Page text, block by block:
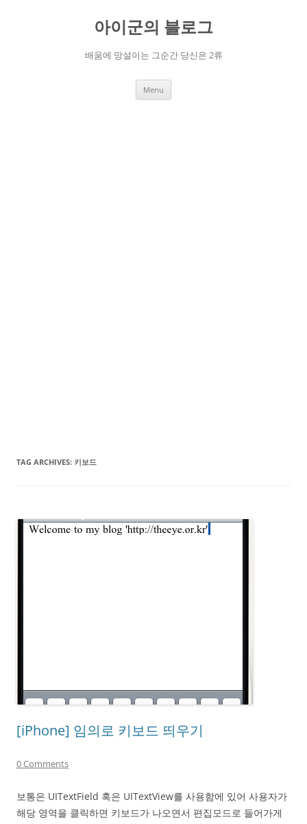
아이군의 블로그
배움에 망설이는 그순간 당신은 2류
Menu
TAG ARCHIVES: 키보드
[iPhone] 임의로 키보드 띄우기
0 Comments
보통은 UITextField 혹은 UITextView를 사용함에 있어 사용자가
해당 영역을 클릭하면 키보드가 나오면서 편집모드로 들어가게